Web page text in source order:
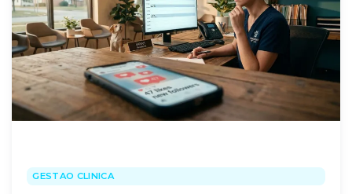
GESTAO CLINICA